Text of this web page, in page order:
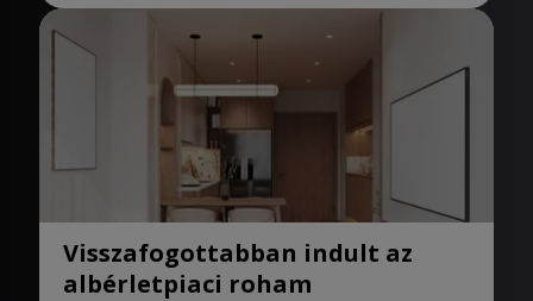
Visszafogottabban indult az
albérletpiaci roham